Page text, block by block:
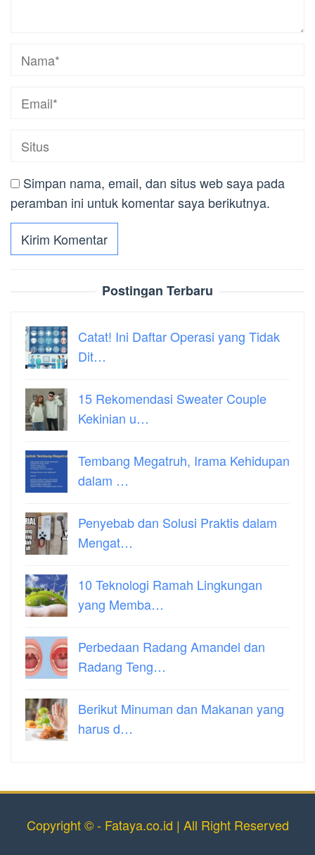
Simpan nama, email, dan situs web saya pada
peramban ini untuk komentar saya berikutnya.
Postingan Terbaru
Catat! Ini Daftar Operasi yang Tidak
Dit…
15 Rekomendasi Sweater Couple
Kekinian u…
Tembang Megatruh, Irama Kehidupan
dalam …
Penyebab dan Solusi Praktis dalam
Mengat…
10 Teknologi Ramah Lingkungan
yang Memba…
Perbedaan Radang Amandel dan
Radang Teng…
Berikut Minuman dan Makanan yang
harus d…
Copyright © - Fataya.co.id | All Right Reserved